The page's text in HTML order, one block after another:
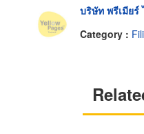
บริษัท พรีเมียร์
Category :